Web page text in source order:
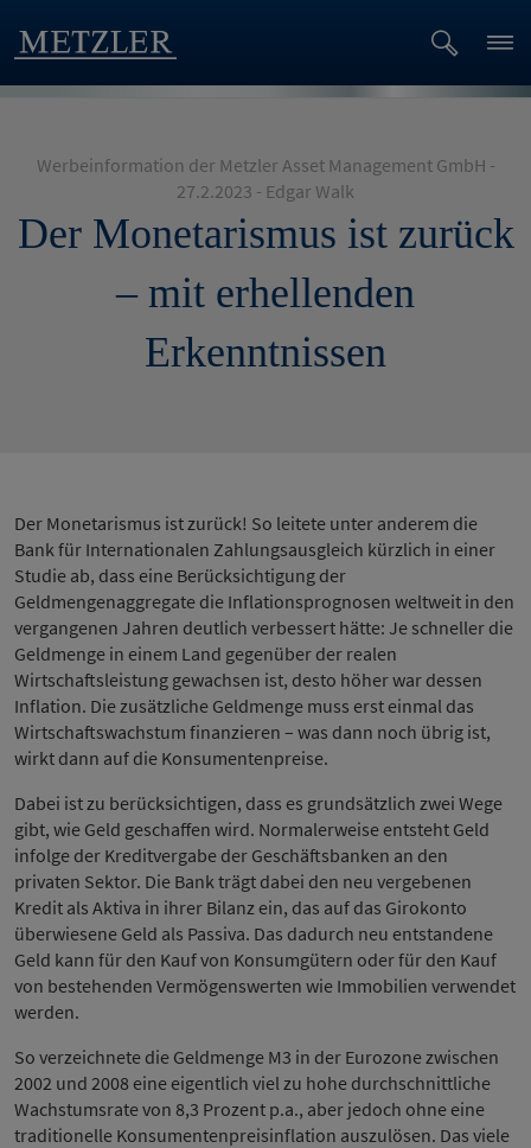
Werbeinformation der Metzler Asset Management GmbH -
27.2.2023 - Edgar Walk
Der Monetarismus ist zurück
– mit erhellenden
Erkenntnissen
Der Monetarismus ist zurück! So leitete unter anderem die
Bank für Internationalen Zahlungsausgleich kürzlich in einer
Studie ab, dass eine Berücksichtigung der
Geldmengenaggregate die Inflationsprognosen weltweit in den
vergangenen Jahren deutlich verbessert hätte: Je schneller die
Geldmenge in einem Land gegenüber der realen
Wirtschaftsleistung gewachsen ist, desto höher war dessen
Inflation. Die zusätzliche Geldmenge muss erst einmal das
Wirtschaftswachstum finanzieren – was dann noch übrig ist,
wirkt dann auf die Konsumentenpreise.
Dabei ist zu berücksichtigen, dass es grundsätzlich zwei Wege
gibt, wie Geld geschaffen wird. Normalerweise entsteht Geld
infolge der Kreditvergabe der Geschäftsbanken an den
privaten Sektor. Die Bank trägt dabei den neu vergebenen
Kredit als Aktiva in ihrer Bilanz ein, das auf das Girokonto
überwiesene Geld als Passiva. Das dadurch neu entstandene
Geld kann für den Kauf von Konsumgütern oder für den Kauf
von bestehenden Vermögenswerten wie Immobilien verwendet
werden.
So verzeichnete die Geldmenge M3 in der Eurozone zwischen
2002 und 2008 eine eigentlich viel zu hohe durchschnittliche
Wachstumsrate von 8,3 Prozent p.a., aber jedoch ohne eine
traditionelle Konsumentenpreisinflation auszulösen. Das viele